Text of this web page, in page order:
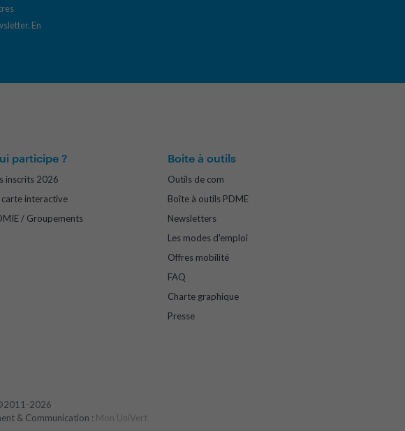
En
participe ?
inscrits 2026
carte interactive
/ Groupements
Boite à outils
Outils de com
Boîte à outils PDME
Newsletters
Les modes d'emploi
Offres mobilité
FAQ
Charte graphique
Presse
2026
& Communication : Mon UniVert